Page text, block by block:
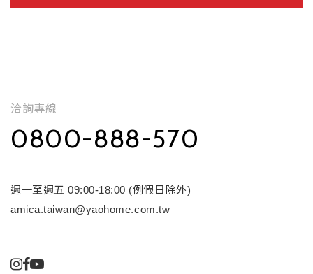
洽詢專線
0800-888-570
週一至週五 09:00-18:00 (例假日除外)
amica.taiwan@yaohome.com.tw